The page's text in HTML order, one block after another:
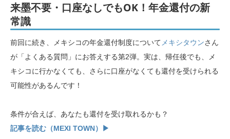
来墨不要・口座なしでもOK！年金還付の新
常識
前回に続き、メキシコの年金還付制度について メキシタウンさん
が「よくある質問」にお答えする第2弾。実は、帰任後でも、メ
キシコに行かなくても、さらに口座がなくても還付を受けられる
可能性があるんです！
条件が合えば、あなたも還付を受け取れるかも？
記事を読む（MEXI TOWN）▶